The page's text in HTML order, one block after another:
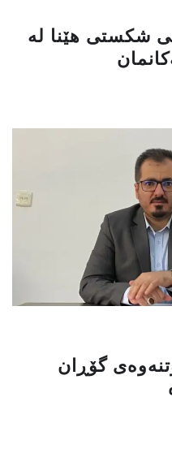
شكستی‌ هێنا له‌
گۆڕان